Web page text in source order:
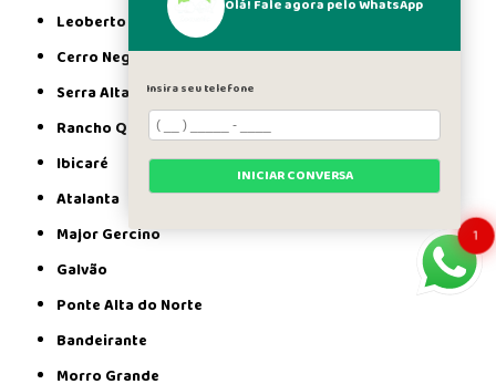
Leoberto Leal
Cerro Negro
Serra Alta
Rancho Queimado
Ibicaré
Atalanta
Major Gercino
Galvão
Ponte Alta do Norte
Bandeirante
Morro Grande
1
Olá! Fale agora pelo WhatsApp
Insira seu telefone
INICIAR CONVERSA